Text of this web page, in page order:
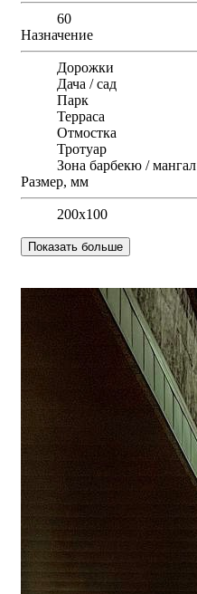
60
Назначение
Дорожки
Дача / сад
Парк
Терраса
Отмостка
Тротуар
Зона барбекю / мангал
Размер, мм
200х100
Показать больше